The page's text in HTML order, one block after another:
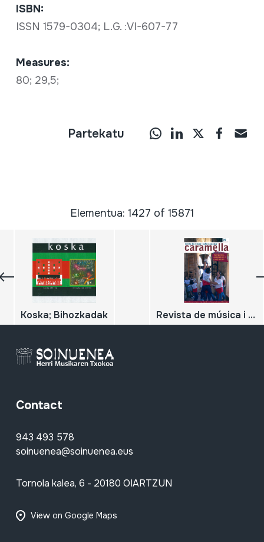
ISBN:
ISSN 1579-0304; L.G. :VI-607-77
Measures:
80; 29,5;
Partekatu
Elementua: 1427 of 15871
Koska; Bihozkadak Revista de música i cultura popular juliol-desembre 2018; Caramella; PARLEM DE... Campanes, campaners i campanars;
Contact
943 493 578
soinuenea@soinuenea.eus
Tornola kalea, 6 - 20180 OIARTZUN
View on Google Maps